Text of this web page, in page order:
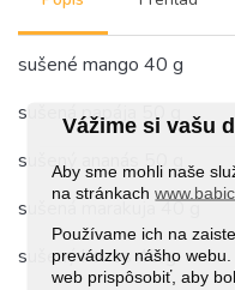
Vážime si vašu
Aby sme mohli naše
na stránkach
Používame ich na
prevádzky nášho
web prispôsobiť, aby
sušené mango 40 g
sušená papája 50 g
sušený ananás 50 g
sušená marakuja 40 g
sušený kokos 40 g